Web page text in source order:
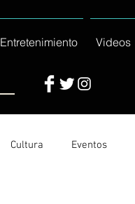
Entretenimiento Videos
Cultura Eventos